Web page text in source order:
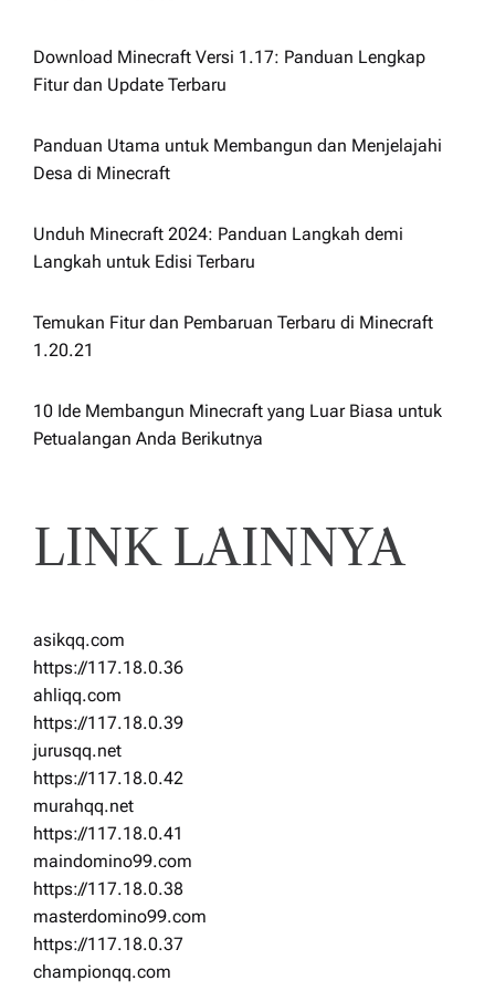
Download Minecraft Versi 1.17: Panduan Lengkap
Fitur dan Update Terbaru
Panduan Utama untuk Membangun dan Menjelajahi
Desa di Minecraft
Unduh Minecraft 2024: Panduan Langkah demi
Langkah untuk Edisi Terbaru
Temukan Fitur dan Pembaruan Terbaru di Minecraft
1.20.21
10 Ide Membangun Minecraft yang Luar Biasa untuk
Petualangan Anda Berikutnya
LINK LAINNYA
asikqq.com
https://117.18.0.36
ahliqq.com
https://117.18.0.39
jurusqq.net
https://117.18.0.42
murahqq.net
https://117.18.0.41
maindomino99.com
https://117.18.0.38
masterdomino99.com
https://117.18.0.37
championqq.com